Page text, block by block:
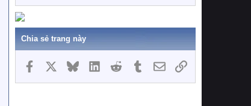
Chia sẻ trang này
Facebook BlueskyLinkedInReddit TumblrEmailLink